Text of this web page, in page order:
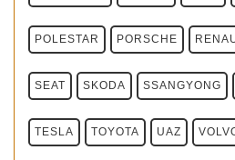
POLESTAR PORSCHE
SEAT SKODA SSANGYONG
TESLA TOYOTA UAZ